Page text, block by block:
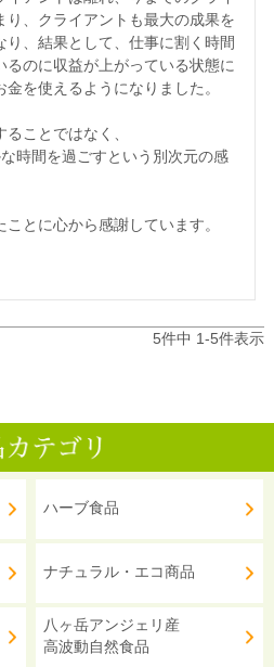
り、クライアントも最大の成果を
、結果として、仕事に割く時間
るのに収益が上がっている状態に
を使えるようになりました。
ことではなく、
時間を過ごすという別次元の感
とに心から感謝しています。
5件中 1-5件表示
ハーブ食品
ナチュラル・エコ商品
八ヶ岳アンジェリ産
高波動自然食品